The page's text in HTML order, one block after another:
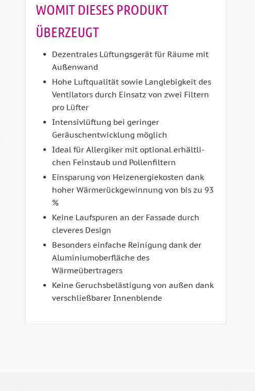
WOMIT DIESES PRODUKT
ÜBERZEUGT
Dezentrales Lüftungsgerät für Räume mit
Außenwand
Hohe Luftqualität sowie Langlebigkeit des
Ventilators durch Einsatz von zwei Filtern
pro Lüfter
Intensivlüftung bei geringer
Geräuschentwicklung möglich
Ideal für Allergiker mit optional erhältli­
chen Feinstaub­ und Pollenfiltern
Einsparung von Heizenergiekosten dank
hoher Wärmerückgewinnung von bis zu 93
%
Keine Laufspuren an der Fassade durch
cleveres Design
Besonders einfache Reinigung dank der
Aluminiumoberfläche des
Wärmeübertragers
Keine Geruchsbelästigung von außen dank
verschließbarer Innenblende